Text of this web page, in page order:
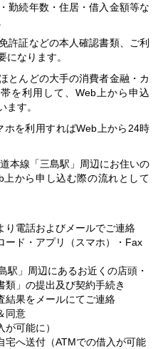
勤続年数・住居・借入金額等な
許証などの本人確認書類、ご利
になります。
とんどの大手の消費者金融・カ
を利用して、Web上から申込
す。
ホを利用すればWeb上から24時
本線「三島駅」周辺にお住いの
から申し込む際の流れとして
り電話およびメールでご連絡
ード・アプリ（スマホ）・Fax
駅」周辺にあるお近くの店頭・
類」の提出及び契約手続き
結果をメールにてご連絡
同意
可能に）
宅へ送付（ATMでの借入が可能